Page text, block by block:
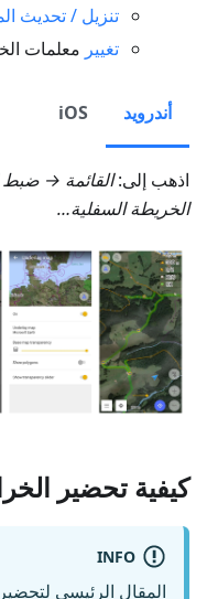
تنزيل / تحديث
تغيير معلمات
أندرويد iOS
اذهب إلى:القائمة → ضبط
الخريطة السفلية…
كيفية تحضير
INFO
المقال الرئيسي